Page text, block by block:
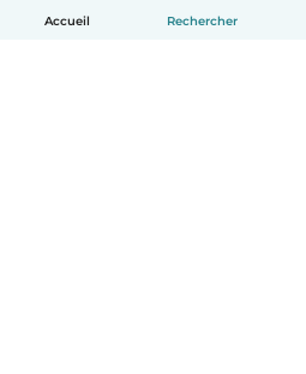
Accueil Rechercher